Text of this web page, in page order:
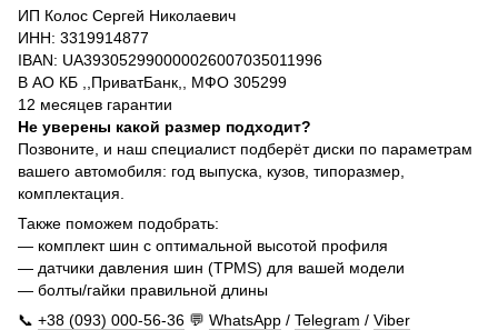
ИП Колос Сергей Николаевич
ИНН: 3319914877
IBAN: UA393052990000026007035011996
В АО КБ ,,ПриватБанк,, МФО 305299
12 месяцев гарантии
Не уверены какой размер подходит?
Позвоните, и наш специалист подберёт диски по параметрам
вашего автомобиля: год выпуска, кузов, типоразмер,
комплектация.
Также поможем подобрать:
— комплект шин с оптимальной высотой профиля
— датчики давления шин (TPMS) для вашей модели
— болты/гайки правильной длины
📞 +38 (093) 000-56-36 💬 WhatsApp / Telegram / Viber